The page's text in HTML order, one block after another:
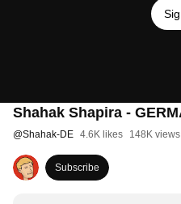
Shahak Shapira -
@Shahak-DE 4.6K likes 148K views
Subscribe